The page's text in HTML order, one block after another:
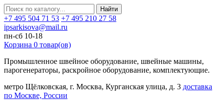
Найти
+7 495 504 71 53 +7 495 210 27 58
ipsarkisova@mail.ru
пн-сб 10-18
Корзина 0 товар(ов)
Промышленное швейное оборудование, швейные машины,
парогенераторы, раскройное оборудование, комплектующие.
метро Щёлковская, г. Москва, Курганская улица, д. 3 доставка
по Москве, России